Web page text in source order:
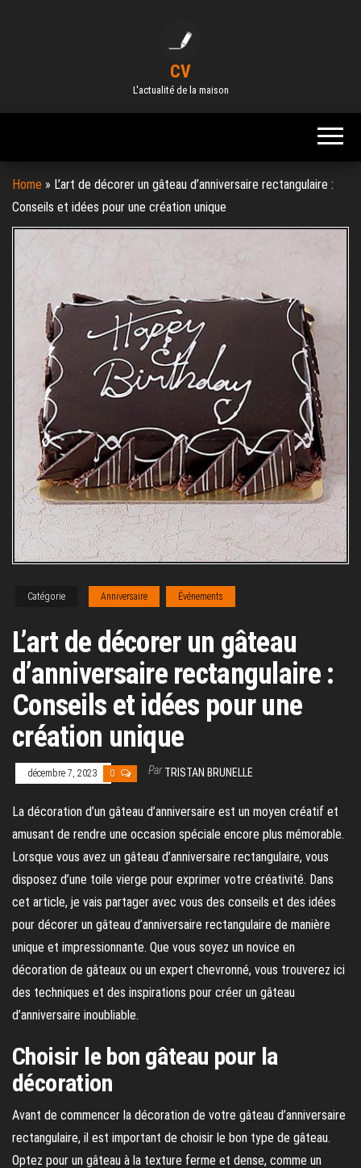
CV
L'actualité de la maison
Home » L’art de décorer un gâteau d’anniversaire rectangulaire :
Conseils et idées pour une création unique
Catégorie Anniversaire Événements
L’art de décorer un gâteau
d’anniversaire rectangulaire :
Conseils et idées pour une
création unique
décembre 7, 2023 0 ParTRISTAN BRUNELLE
La décoration d’un gâteau d’anniversaire est un moyen créatif et
amusant de rendre une occasion spéciale encore plus mémorable.
Lorsque vous avez un gâteau d’anniversaire rectangulaire, vous
disposez d’une toile vierge pour exprimer votre créativité. Dans
cet article, je vais partager avec vous des conseils et des idées
pour décorer un gâteau d’anniversaire rectangulaire de manière
unique et impressionnante. Que vous soyez un novice en
décoration de gâteaux ou un expert chevronné, vous trouverez ici
des techniques et des inspirations pour créer un gâteau
d’anniversaire inoubliable.
Choisir le bon gâteau pour la
décoration
Avant de commencer la décoration de votre gâteau d’anniversaire
rectangulaire, il est important de choisir le bon type de gâteau.
Optez pour un gâteau à la texture ferme et dense, comme un